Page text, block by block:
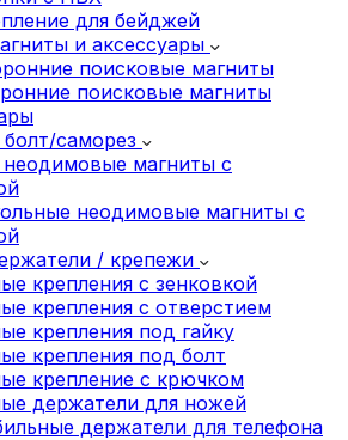
для бейджей
и аксессуары
поисковые магниты
поисковые магниты
саморез
неодимовые магниты с
неодимовые магниты с
/ крепежи
крепления с зенковкой
крепления с отверстием
крепления под гайку
крепления под болт
крепление с крючком
держатели для ножей
держатели для телефона